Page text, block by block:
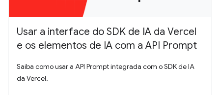
Usar a interface do SDK de IA da Vercel
e os elementos de IA com a API Prompt
Saiba como usar a API Prompt integrada com o SDK de IA
da Vercel.